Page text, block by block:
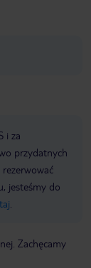
i za
przydatnych
jesteśmy do
Zachęcamy